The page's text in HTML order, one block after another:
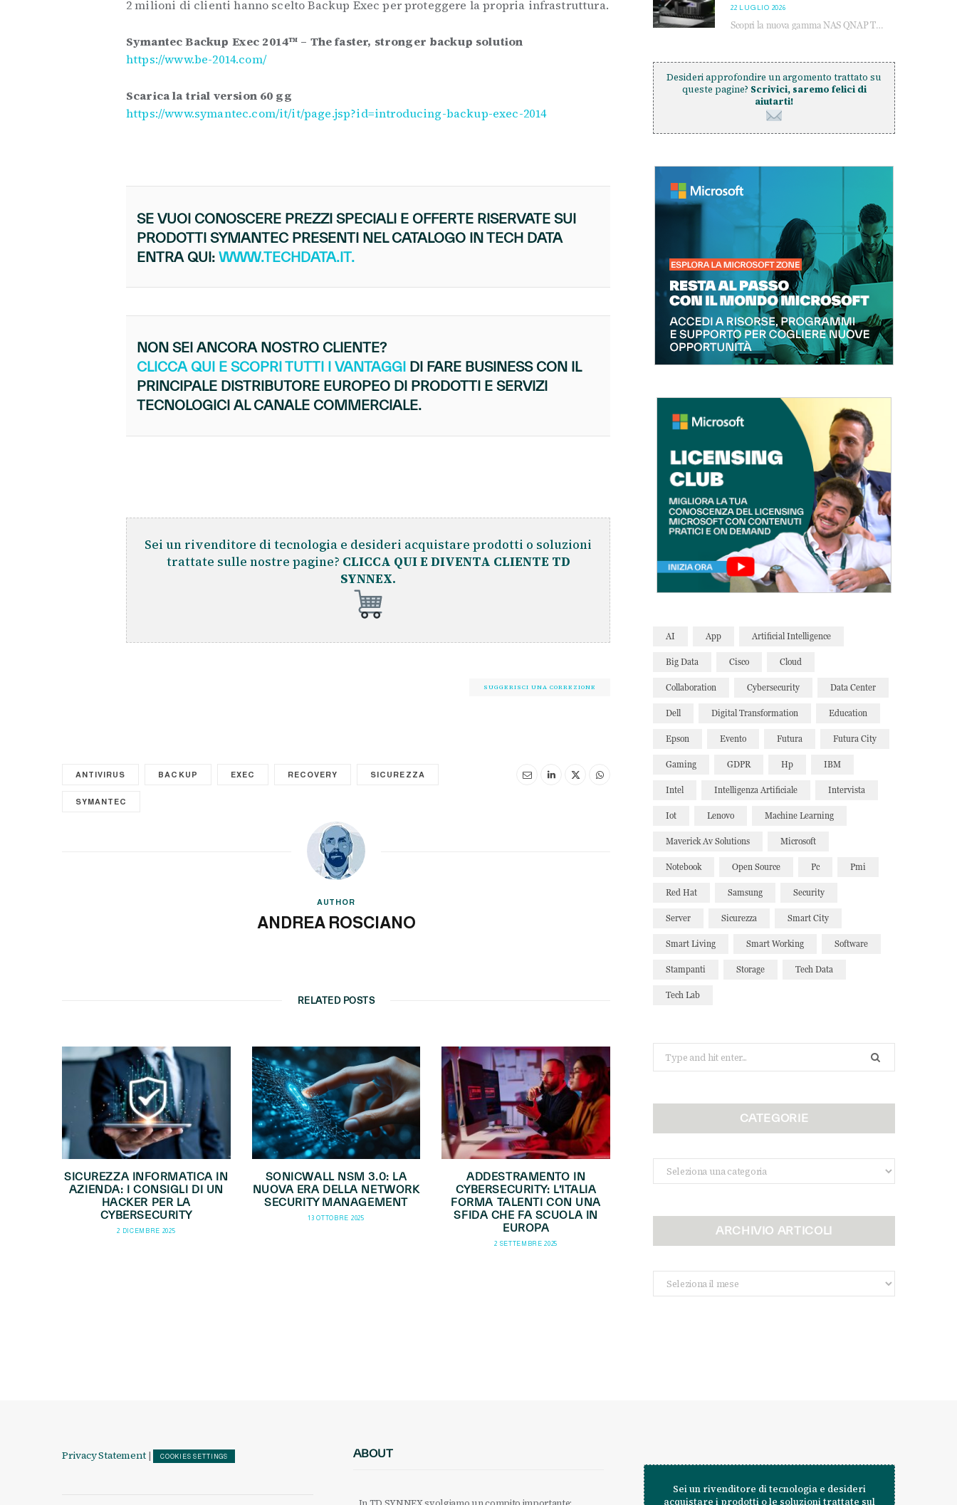
2 milioni di clienti hanno scelto Backup Exec per proteggere la propria infrastruttura.
Symantec Backup Exec 2014™ – The faster, stronger backup solution
https://www.be-2014.com/
Scarica la trial version 60 gg
https://www.symantec.com/it/it/page.jsp?id=introducing-backup-exec-2014
SE VUOI CONOSCERE PREZZI SPECIALI E OFFERTE RISERVATE SUI
PRODOTTI SYMANTEC PRESENTI NEL CATALOGO IN TECH DATA
ENTRA QUI: WWW.TECHDATA.IT.
NON SEI ANCORA NOSTRO CLIENTE?
CLICCA QUI E SCOPRI TUTTI I VANTAGGI DI FARE BUSINESS CON IL
PRINCIPALE DISTRIBUTORE EUROPEO DI PRODOTTI E SERVIZI
TECNOLOGICI AL CANALE COMMERCIALE.
Sei un rivenditore di tecnologia e desideri acquistare prodotti o soluzioni
trattate sulle nostre pagine? CLICCA QUI E DIVENTA CLIENTE TD
SYNNEX.
SUGGERISCI UNA CORREZIONE
ANTIVIRUS BACKUP EXEC RECOVERY SICUREZZA
SYMANTEC
AUTHOR
ANDREA ROSCIANO
RELATED POSTS
SICUREZZA INFORMATICA IN
AZIENDA: I CONSIGLI DI UN
HACKER PER LA
CYBERSECURITY
2 DICEMBRE 2025
SONICWALL NSM 3.0: LA
NUOVA ERA DELLA NETWORK
SECURITY MANAGEMENT
13 OTTOBRE 2025
ADDESTRAMENTO IN
CYBERSECURITY: L’ITALIA
FORMA TALENTI CON UNA
SFIDA CHE FA SCUOLA IN
EUROPA
2 SETTEMBRE 2025
22 LUGLIO 2026
Scopri la nuova gamma NAS QNAP TS-h1465U-RP, TS-h1065eU e TS-h665U: storage aziendale con ZFS, DDR5, E1.S NVMe e connettività 2.5GbE per backup, virtualizzazione e cybersecurity.
Desideri approfondire un argomento trattato su
queste pagine? Scrivici, saremo felici di
aiutarti!
AI App Artificial Intelligence
Big Data Cisco Cloud
Collaboration Cybersecurity Data Center
Dell Digital Transformation Education
Epson Evento Futura Futura City
Gaming GDPR Hp IBM
Intel Intelligenza Artificiale Intervista
Iot Lenovo Machine Learning
Maverick Av Solutions Microsoft
Notebook Open Source Pc Pmi
Red Hat Samsung Security
Server Sicurezza Smart City
Smart Living Smart Working Software
Stampanti Storage Tech Data
Tech Lab
for:
CATEGORIE
Categorie
ARCHIVIO ARTICOLI
Archivio
Articoli
Privacy Statement | COOKIES SETTINGS ABOUT
Sei un rivenditore di tecnologia e desideri
acquistare i prodotti o le soluzioni trattate sul